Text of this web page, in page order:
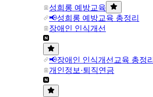
성희롱 예방교육
📢성희롱 예방교육 총정리
장애인 인식개선
📢장애인 인식개선교육 총정리
개인정보·퇴직연금